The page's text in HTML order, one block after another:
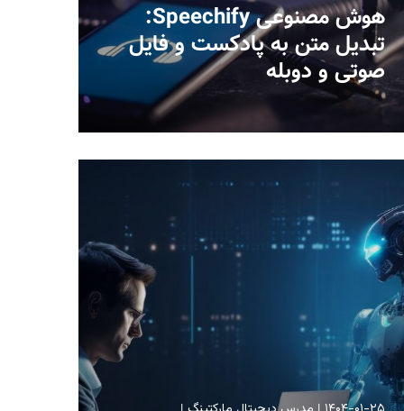
هوش مصنوعی Speechify:
تبدیل متن به پادکست و فایل
صوتی و دوبله